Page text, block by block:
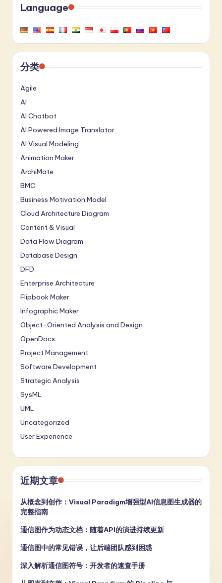
Language
分类
Agile
AI
AI Chatbot
AI Powered Image Translator
AI Visual Modeling
Animation Maker
ArchiMate
BMC
Business Motivation Model
Cloud Architecture Diagram
Content & Visual
Data Flow Diagram
Database Design
DFD
Enterprise Architecture
Flipbook Maker
Infographic Maker
Object-Oriented Analysis and Design
OpenDocs
Project Management
Software Development
Strategic Analysis
SysML
UML
Uncategorized
User Experience
近期文章
从概念到创作：Visual Paradigm增强型AI信息图生成器的
完整指南
通信图作为动态文档：随着API的演进持续更新
通信图中的常见错误，让后端团队感到困惑
深入解析通信图符号：开发者的速查手册